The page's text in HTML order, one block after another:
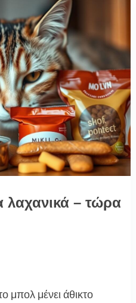
λαχανικά – τώρα
μπολ μένει άθικτο